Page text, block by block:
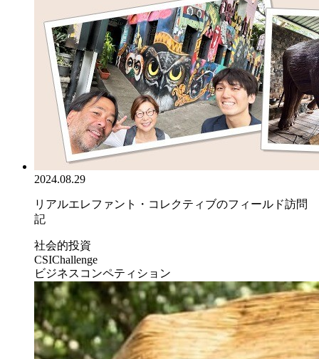
2024.08.29
リアルエレファント・コレクティブのフィールド訪問
記
社会的投資
CSIChallenge
ビジネスコンペティション